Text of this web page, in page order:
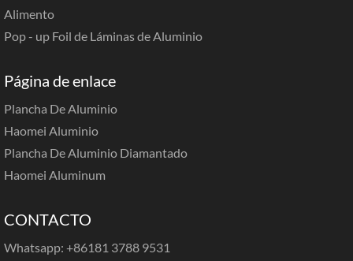
Alimento
Pop - up Foil de Láminas de Aluminio
Página de enlace
Plancha De Aluminio
Haomei Aluminio
Plancha De Aluminio Diamantado
Haomei Aluminum
CONTACTO
Whatsapp: +86181 3788 9531